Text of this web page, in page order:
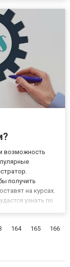
возможность
получить
на курсах.
узнать по
164 165
166